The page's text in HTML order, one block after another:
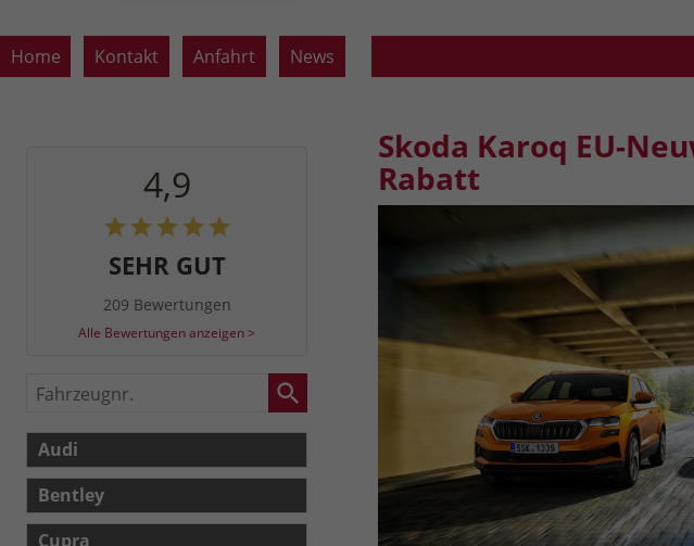
Home Kontakt Anfahrt News
Skoda Karoq EU-
Rabatt
4,9
SEHR GUT
209 Bewertungen
Alle Bewertungen anzeigen >
Fahrzeugnr.
Audi
Bentley
Cupra